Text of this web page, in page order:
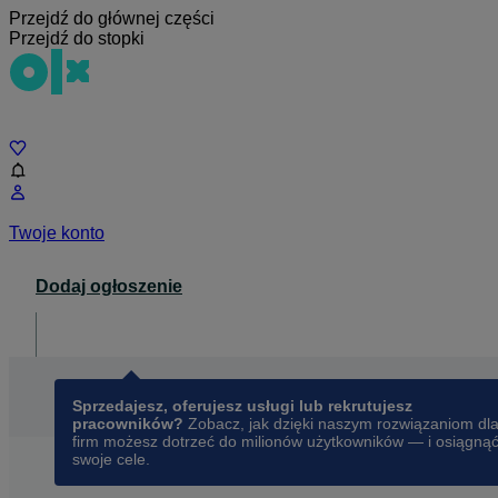
Przejdź do głównej części
Przejdź do stopki
Twoje konto
Dodaj ogłoszenie
Sprzedajesz, oferujesz usługi lub rekrutujesz
pracowników? Zobacz, jak dzięki naszym rozwiązaniom dla
firm możesz dotrzeć do milionów użytkowników — i osiągnąć
swoje cele.